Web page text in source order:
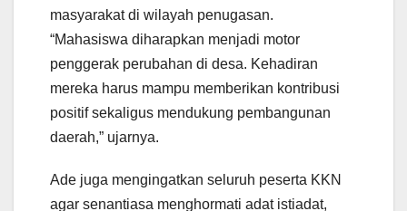
masyarakat di wilayah penugasan.
“Mahasiswa diharapkan menjadi motor
penggerak perubahan di desa. Kehadiran
mereka harus mampu memberikan kontribusi
positif sekaligus mendukung pembangunan
daerah,” ujarnya.
Ade juga mengingatkan seluruh peserta KKN
agar senantiasa menghormati adat istiadat,